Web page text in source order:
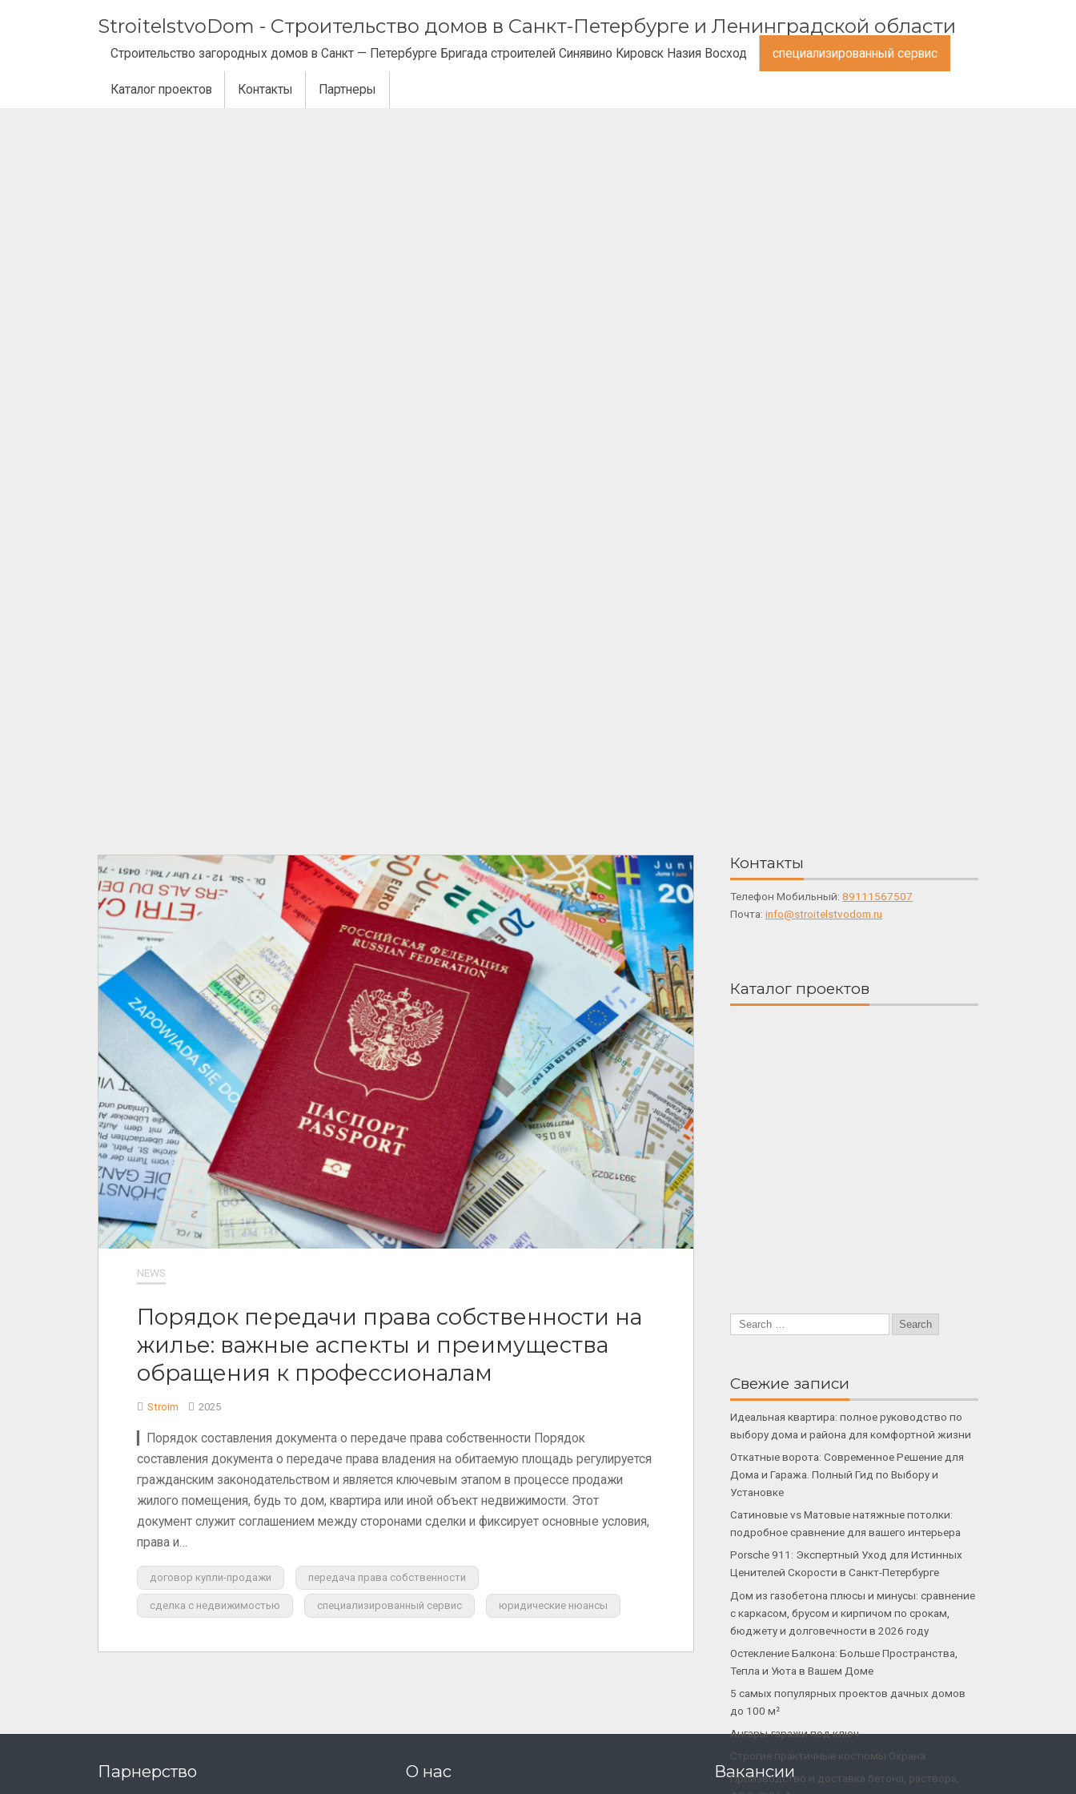
StroitelstvoDom - Строительство домов в Санкт-Петербурге и Ленинградской области
Строительство загородных домов в Санкт — Петербурге Бригада строителей Синявино Кировск Назия Восход специализированный сервис
Каталог проектов Контакты Партнеры
NEWS
Порядок передачи права собственности на
жилье: важные аспекты и преимущества
обращения к профессионалам
Stroim 2025
▎Порядок составления документа о передаче права собственности Порядок
составления документа о передаче права владения на обитаемую площадь регулируется
гражданским законодательством и является ключевым этапом в процессе продажи
жилого помещения, будь то дом, квартира или иной объект недвижимости. Этот
документ служит соглашением между сторонами сделки и фиксирует основные условия,
права и…
договор купли-продажи передача права собственности
сделка с недвижимостью специализированный сервис юридические нюансы
Контакты
Телефон Мобильный: 89111567507
Почта: info@stroitelstvodom.ru
Каталог проектов
Свежие записи
Идеальная квартира: полное руководство по
выбору дома и района для комфортной жизни
Откатные ворота: Современное Решение для
Дома и Гаража. Полный Гид по Выбору и
Установке
Сатиновые vs Матовые натяжные потолки:
подробное сравнение для вашего интерьера
Porsche 911: Экспертный Уход для Истинных
Ценителей Скорости в Санкт-Петербурге
Дом из газобетона плюсы и минусы: сравнение
с каркасом, брусом и кирпичом по срокам,
бюджету и долговечности в 2026 году
Остекление Балкона: Больше Пространства,
Тепла и Уюта в Вашем Доме
5 самых популярных проектов дачных домов
до 100 м²
Ангары-гаражи под ключ
Строгие практичные костюмы Охрана
Производство и доставка бетона, раствора,
Парнерство О нас Вакансии